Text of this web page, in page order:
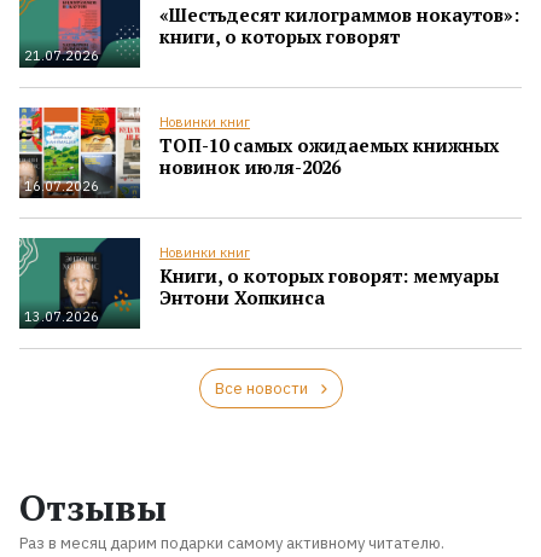
21.07.2026
«Шестьдесят килограммов нокаутов»:
книги, о которых говорят
16.07.2026
Новинки книг
ТОП-10 самых ожидаемых книжных
новинок июля-2026
13.07.2026
Новинки книг
Книги, о которых говорят: мемуары
Энтони Хопкинса
Все новости
Отзывы
Раз в месяц дарим подарки самому активному читателю.